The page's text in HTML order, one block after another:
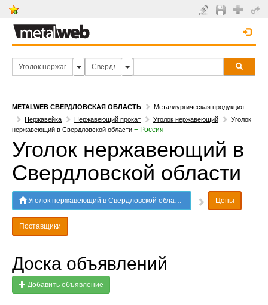
METALWEB СВЕРДЛОВСКАЯ ОБЛАСТЬ
Металлургическая продукция
Нержавейка
Нержавеющий прокат Уголок нержавеющий
Уголок
нержавеющий в Свердловской области + Россия
Уголок нержавеющий в
Свердловской области
Уголок нержавеющий в Свердловской области Цены
Поставщики
Доска объявлений
Добавить объявление